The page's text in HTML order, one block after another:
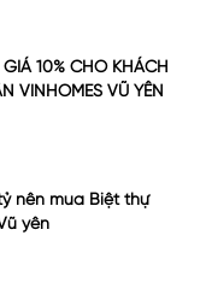
10% CHO KHÁCH
VINHOMES VŨ YÊN
nên mua Biệt thự
yên